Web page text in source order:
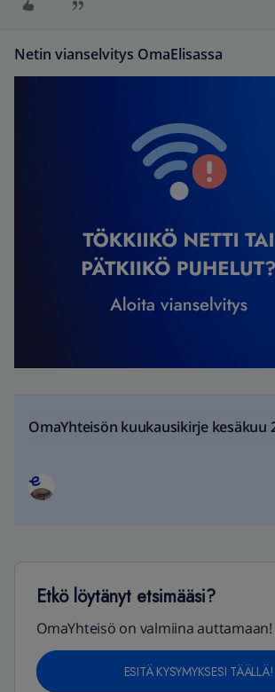
Netin vianselvitys OmaElisassa
OmaYhteisön kuukausikirje kesäkuu
Etkö löytänyt etsimääsi?
OmaYhteisö on valmiina auttamaan!
ESITÄ KYSYMYKSESI TÄÄLLÄ!